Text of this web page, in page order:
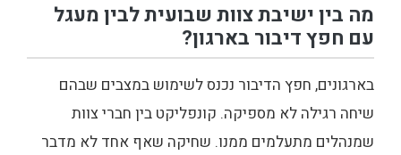
מה בין ישיבת צוות שבועית לבין מעגל
עם חפץ דיבור בארגון?
בארגונים, חפץ הדיבור נכנס לשימוש במצבים שבהם
שיחה רגילה לא מספיקה. קונפליקט בין חברי צוות
שמנהלים מתעלמים ממנו. שחיקה שאף אחד לא מדבר